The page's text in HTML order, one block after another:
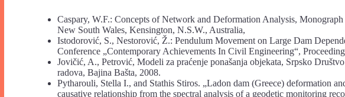
Caspary, W.F.: Concepts of Network and Deformation Analysis,
New South Wales, Kensington, N.S.W., Australia,
Istodorović, S., Nestorović, Ž.: Pendulum Movement on Large Dam
Conference „Contemporary Achievements In Civil Engineering“,
Jovičić, A., Petrović, Modeli za praćenje ponašanja objekata, Srpsko
radova, Bajina Bašta, 2008.
Pytharouli, Stella I., and Stathis Stiros. „Ladon dam (Greece) deformation
causative relationship from the spectral analysis of a geodetic monitoring